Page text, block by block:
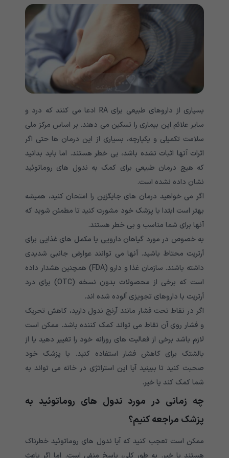
بسیاری از داروهای طبیعی برای RA ادعا می کنند که درد و
سایر علائم این بیماری را تسکین می دهند. بر اساس مرکز ملی
سلامت تکمیلی و یکپارچه، بسیاری از این درمان ها حتی اگر
اثرات آنها اثبات نشده باشد، بی خطر هستند. اما باید بدانید
که هیچ درمان طبیعی برای کمک به ندول های روماتوئید
نشان داده نشده است.
اگر می خواهید درمان های جایگزین را امتحان کنید، همیشه
بهتر است ابتدا با پزشک خود مشورت کنید تا مطمئن شوید که
آنها برای شما مناسب و بی خطر هستند.
به خصوص در مورد گیاهان دارویی یا مکمل های غذایی برای
آرتریت محتاط باشید. آنها می توانند عوارض جانبی شدیدی
داشته باشند. سازمان غذا و دارو (FDA) همچنین هشدار داده
است که برخی از محصولات بدون نسخه (OTC) برای درد
آرتریت با داروهای تجویزی آلوده شده اند.
اگر در نقاط تحت فشار مانند آرنج ندول دارید، کاهش تحریک
و فشار روی آن نقاط می تواند کمک کننده باشد. ممکن است
لازم باشد برخی از فعالیت های روزانه خود را تغییر دهید یا از
بالشتک برای کاهش فشار استفاده کنید. با پزشک خود
صحبت کنید تا ببینید آیا این استراتژی در خانه می تواند به
شما کمک کند یا خیر.
چه زمانی در مورد ندول های روماتوئید به
پزشک مراجعه کنیم؟
ممکن است تعجب کنید که آیا ندول های روماتوئید خطرناک
هستند یا خیر. به طور کلی، پاسخ منفی است. اما اگر باعث